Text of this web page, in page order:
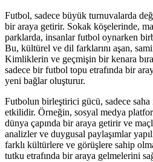
Futbol, sadece büyük turnuvalarda
bir araya getirir. Sokak köşelerinde,
parklarda, insanlar futbol oynarken
Bu, kültürel ve dil farklarını aşan,
Kimliklerin ve geçmişin bir kenara
sadece bir futbol topu etrafında bir
yeni bağlar oluşturur.
Futbolun birleştirici gücü, sadece saha
etkilidir. Örneğin, sosyal medya
dünya çapında bir araya getirir ve
analizler ve duygusal paylaşımlar
farklı kültürlere ve görüşlere sahip
tutku etrafında bir araya gelmelerini